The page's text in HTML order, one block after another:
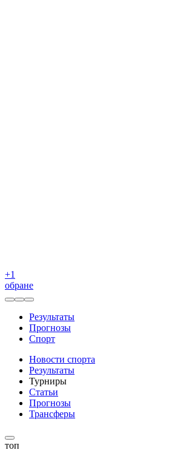
+1
обране
Результаты
Прогнозы
Спорт
Новости спорта
Результаты
Турниры
Статьи
Прогнозы
Трансферы
топ